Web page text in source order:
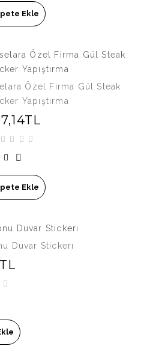
Ekle
Özel Firma Gül Steak
Yapıştırma
Ekle
Duvar Stickerı